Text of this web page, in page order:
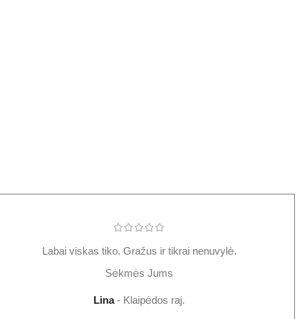
Labai viskas tiko. Gražus ir tikrai nenuvylė.
Sėkmės Jums
Lina Klaipėdos raj.